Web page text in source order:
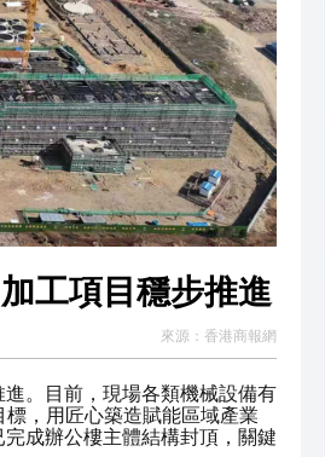
16:57
16:55
16:54
16:48
工項目穩步推進
來源： 香港商報網
。目前，現場各類機械設備有
，用匠心築造賦能區域產業
成辦公樓主體結構封頂，關鍵